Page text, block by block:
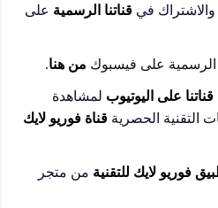
والاشتراك في قناتنا الرسمية على
الرسمية على فيسبوك من هنا.
قناتنا على اليوتيوب لمشاهدة
التقنية الحصرية قناة فوريو لايك
فوريو لايك للتقنية من متجر